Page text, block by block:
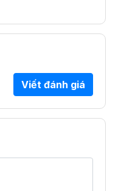
Viết đánh giá